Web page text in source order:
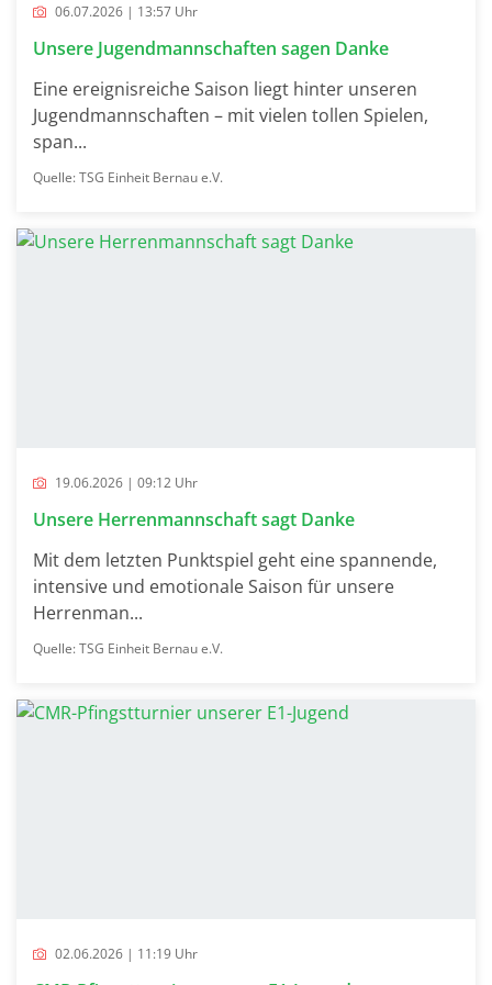
06.07.2026 | 13:57 Uhr
Unsere Jugendmannschaften sagen Danke
Eine ereignisreiche Saison liegt hinter unseren
Jugendmannschaften – mit vielen tollen Spielen,
span...
Quelle: TSG Einheit Bernau e.V.
19.06.2026 | 09:12 Uhr
Unsere Herrenmannschaft sagt Danke
Mit dem letzten Punktspiel geht eine spannende,
intensive und emotionale Saison für unsere
Herrenman...
Quelle: TSG Einheit Bernau e.V.
02.06.2026 | 11:19 Uhr